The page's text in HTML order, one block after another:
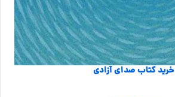
خرید کتاب صدای آزادی